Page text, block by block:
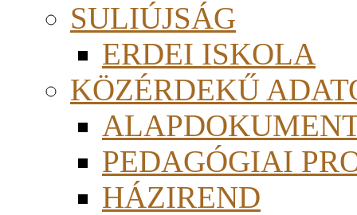
SULIÚJSÁG
ERDEI ISKOLA
KÖZÉRDEKŰ
PEDAGÓGIAI
HÁZIREND